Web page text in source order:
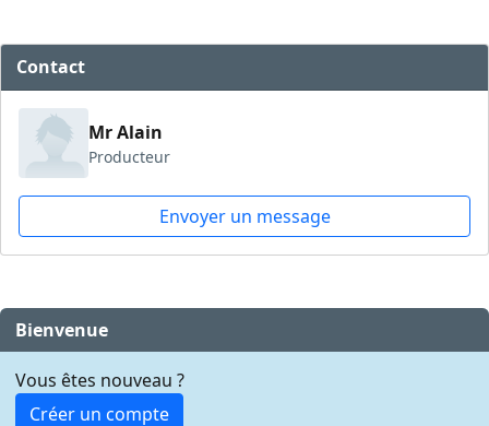
Contact
Mr Alain
Producteur
Envoyer un message
Bienvenue
Vous êtes nouveau ?
Créer un compte